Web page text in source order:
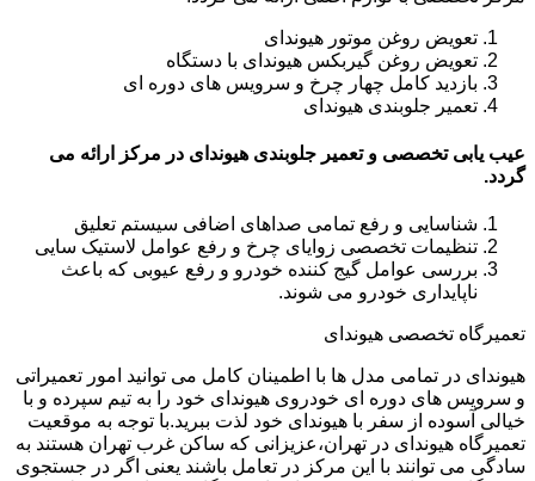
تعویض روغن موتور هیوندای
تعویض روغن گیربکس هیوندای با دستگاه
بازدید کامل چهار چرخ و سرویس های دوره ای
تعمیر جلوبندی هیوندای
عیب یابی تخصصی و تعمیر جلوبندی هیوندای در مرکز ارائه می
گردد.
شناسایی و رفع تمامی صداهای اضافی سیستم تعلیق
تنظیمات تخصصی زوایای چرخ و رفع عوامل لاستیک سایی
بررسی عوامل گیج کننده خودرو و رفع عیوبی که باعث
ناپایداری خودرو می شوند.
تعمیرگاه تخصصی هیوندای
هیوندای در تمامی مدل ها با اطمینان کامل می توانید امور تعمیراتی
و سرویس های دوره ای خودروی هیوندای خود را به تیم سپرده و با
خیالی آسوده از سفر با هیوندای خود لذت ببرید.با توجه به موقعیت
تعمیرگاه هیوندای در تهران،عزیزانی که ساکن غرب تهران هستند به
سادگی می توانند با این مرکز در تعامل باشند یعنی اگر در جستجوی